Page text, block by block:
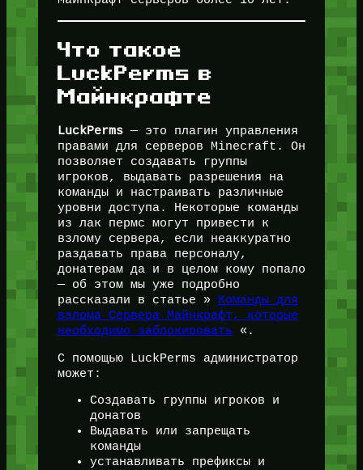
Что такое
LuckPerms в
Майнкрафте
LuckPerms— это плагин управления
правами для серверов Minecraft. Он
позволяет создавать группы
игроков, выдавать разрешения на
команды и настраивать различные
уровни доступа. Некоторые команды
из лак пермс могут привести к
взлому сервера, если неаккуратно
раздавать права персоналу,
донатерам да и в целом кому попало
— об этом мы уже подробно
рассказали в статье »
Команды для
взлома Сервера Майнкрафт, которые
необходимо заблокировать «.
С помощью LuckPerms администратор
может:
Создавать группы игроков и
донатов
Выдавать или запрещать
команды
устанавливать префиксы и